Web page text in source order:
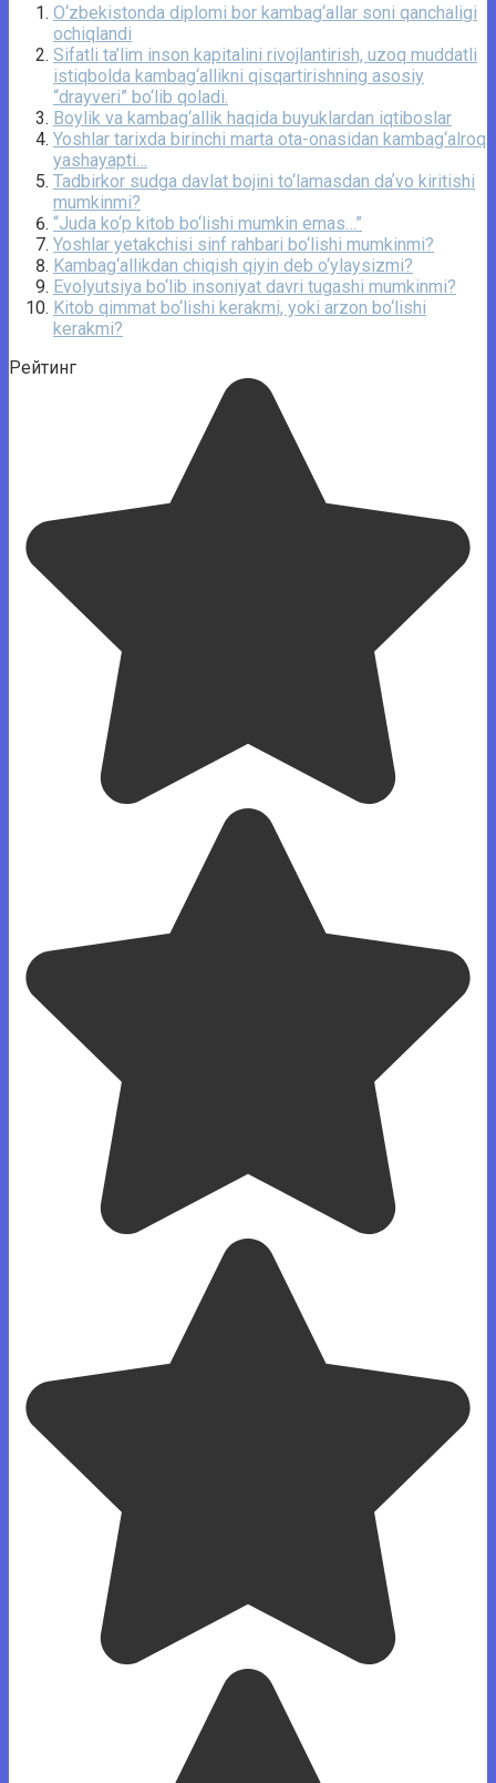
O‘zbekistonda diplomi bor kambag‘allar soni qanchaligi
ochiqlandi
Sifatli ta’lim inson kapitalini rivojlantirish, uzoq muddatli
istiqbolda kambag‘allikni qisqartirishning asosiy
“drayveri” bo‘lib qoladi.
Boylik va kambag‘allik haqida buyuklardan iqtiboslar
Yoshlar tarixda birinchi marta ota-onasidan kambag‘alroq
yashayapti…
Tadbirkor sudga davlat bojini to‘lamasdan daʼvo kiritishi
mumkinmi?
“Juda ko‘p kitob bo‘lishi mumkin emas…”
Yoshlar yetakchisi sinf rahbari bo‘lishi mumkinmi?
Kambag‘allikdan chiqish qiyin deb o‘ylaysizmi?
Evolyutsiya bo‘lib insoniyat davri tugashi mumkinmi?
Kitob qimmat bo‘lishi kerakmi, yoki arzon bo‘lishi
kerakmi?
Рейтинг